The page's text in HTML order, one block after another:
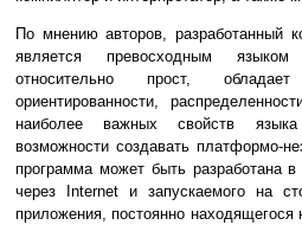
По мнению авторов, разработанный
является превосходным языком
относительно прост,
ориентированности,
наиболее важных свойств
возможности создавать платформо-
программа может быть разработана
через Internet и запускаемого на
приложения, постоянно